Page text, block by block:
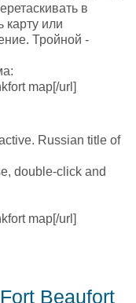
в
или
Тройной -
map[/url]
Russian title of
double-click and
map[/url]
Beaufort